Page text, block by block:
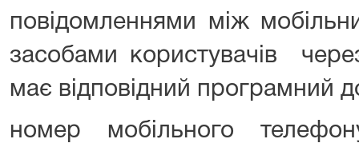
повідомленнями між
засобами користувачів
має відповідний програмний
номер мобільного